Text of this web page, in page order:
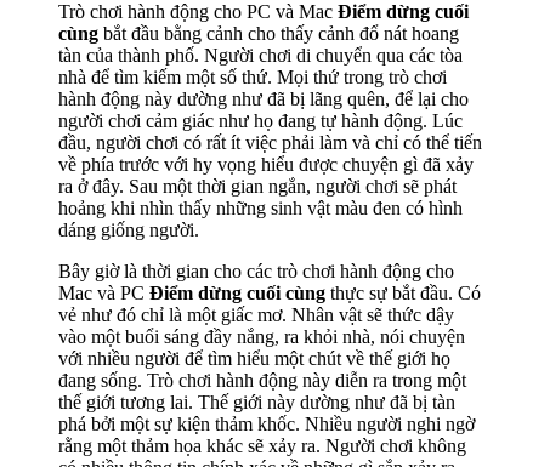
Trò chơi hành động cho PC và Mac Điểm dừng cuối
cùng bắt đầu bằng cảnh cho thấy cảnh đổ nát hoang
tàn của thành phố. Người chơi di chuyển qua các tòa
nhà để tìm kiếm một số thứ. Mọi thứ trong trò chơi
hành động này dường như đã bị lãng quên, để lại cho
người chơi cảm giác như họ đang tự hành động. Lúc
đầu, người chơi có rất ít việc phải làm và chỉ có thể tiến
về phía trước với hy vọng hiểu được chuyện gì đã xảy
ra ở đây. Sau một thời gian ngắn, người chơi sẽ phát
hoảng khi nhìn thấy những sinh vật màu đen có hình
dáng giống người.
Bây giờ là thời gian cho các trò chơi hành động cho
Mac và PC Điểm dừng cuối cùng thực sự bắt đầu. Có
vẻ như đó chỉ là một giấc mơ. Nhân vật sẽ thức dậy
vào một buổi sáng đầy nắng, ra khỏi nhà, nói chuyện
với nhiều người để tìm hiểu một chút về thế giới họ
đang sống. Trò chơi hành động này diễn ra trong một
thế giới tương lai. Thế giới này dường như đã bị tàn
phá bởi một sự kiện thảm khốc. Nhiều người nghi ngờ
rằng một thảm họa khác sẽ xảy ra. Người chơi không